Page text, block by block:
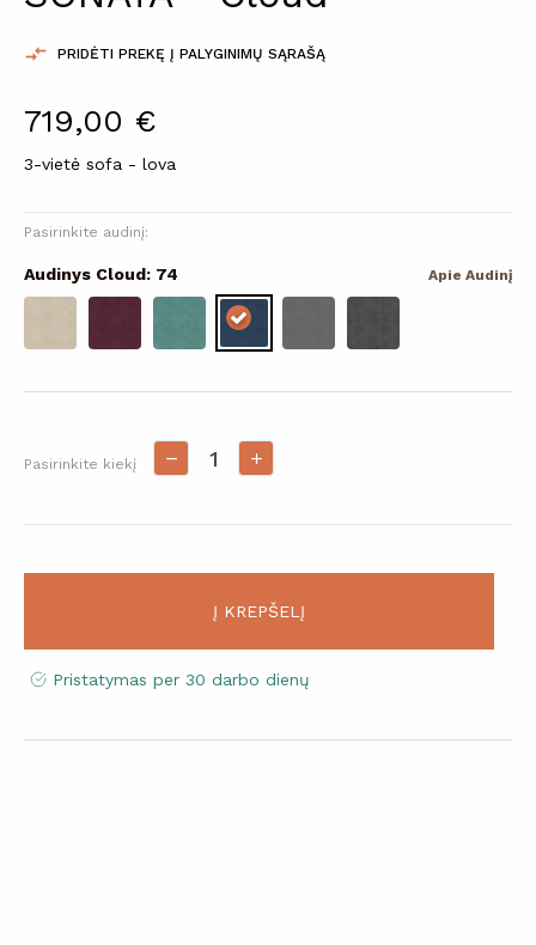
 PRIDĖTI PREKĘ Į PALYGINIMŲ SĄRAŠĄ
719,00 €
3-vietė sofa - lova
Pasirinkite audinį:
Audinys Cloud: 74 Apie Audinį
Pasirinkite kiekį
Į KREPŠELĮ
Pristatymas per 30 darbo dienų